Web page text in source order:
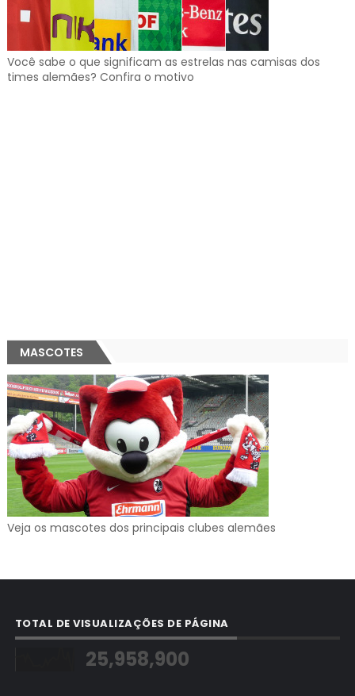
Você sabe o que significam as estrelas nas camisas dos
times alemães? Confira o motivo
MASCOTES
Veja os mascotes dos principais clubes alemães
TOTAL DE VISUALIZAÇÕES DE PÁGINA
25,958,900